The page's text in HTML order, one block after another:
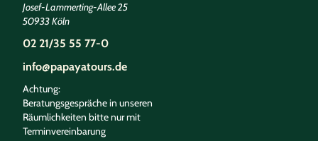
Josef-Lammerting-Allee 25
50933 Köln
02 21/35 55 77-0
info@papayatours.de
Achtung:
Beratungsgespräche in unseren
Räumlichkeiten bitte nur mit
Terminvereinbarung